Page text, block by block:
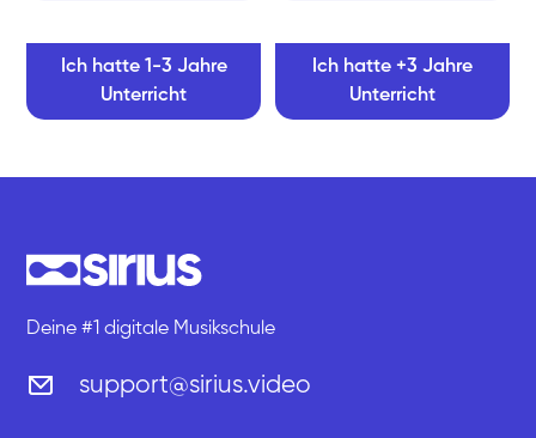
Ich hatte 1-3 Jahre
Unterricht
Ich hatte +3 Jahre
Unterricht
Deine #1 digitale Musikschule
support@sirius.video